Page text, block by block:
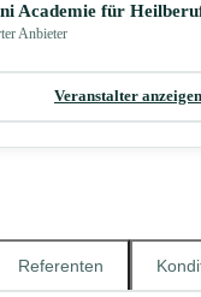
Referenten
Academie für
Anbieter
Veranstalter